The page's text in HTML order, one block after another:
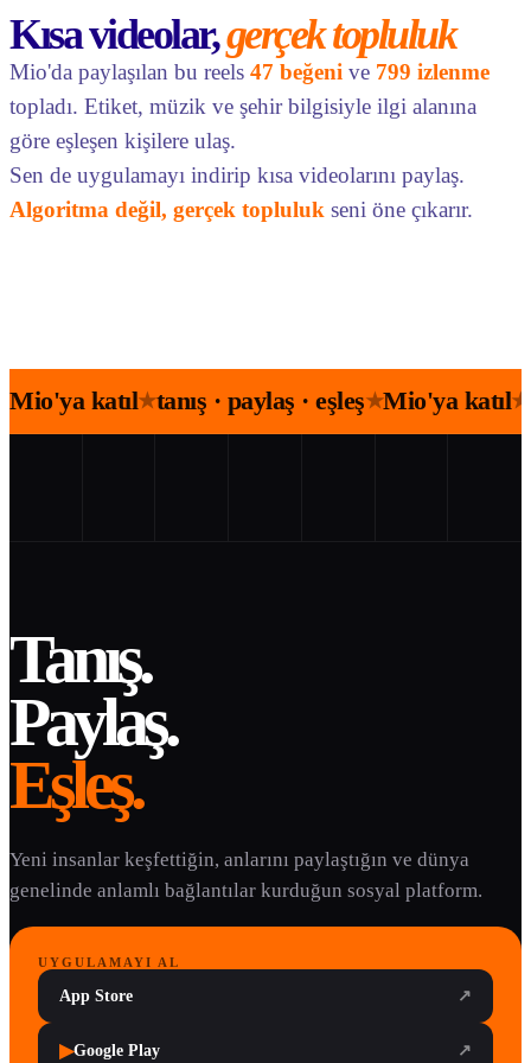
Kısa videolar,gerçek topluluk
Mio'da paylaşılan bu reels 47 beğeni ve 799 izlenme
topladı. Etiket, müzik ve şehir bilgisiyle ilgi alanına
göre eşleşen kişilere ulaş.
Sen de uygulamayı indirip kısa videolarını paylaş.
Algoritma değil, gerçek topluluk seni öne çıkarır.
Mio'ya katıl★tanış · paylaş · eşleş★Mio'ya katıl★
Tanış.
Paylaş.
Eşleş.
Yeni insanlar keşfettiğin, anlarını paylaştığın ve dünya
genelinde anlamlı bağlantılar kurduğun sosyal platform.
UYGULAMAYI AL
App Store ↗
▶Google Play ↗